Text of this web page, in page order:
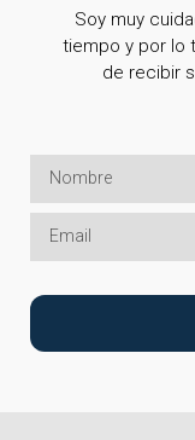
Soy muy
tiempo y por lo
de recibir